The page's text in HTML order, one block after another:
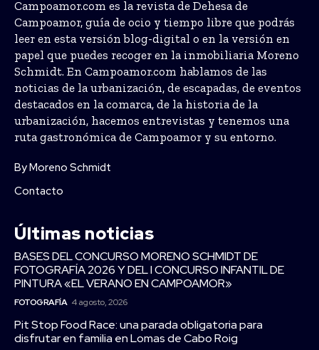
Campoamor.com es la revista de Dehesa de
Campoamor, guía de ocio y tiempo libre que podrás
leer en esta versión blog-digital o en la versión en
papel que puedes recoger en la inmobiliaria Moreno
Schmidt. En Campoamor.com hablamos de las
noticias de la urbanización, de escapadas, de eventos
destacados en la comarca, de la historia de la
urbanización, hacemos entrevistas y tenemos una
ruta gastronómica de Campoamor y su entorno.
By Moreno Schmidt
Contacto
Últimas noticias
BASES DEL CONCURSO MORENO SCHMIDT DE
FOTOGRAFÍA 2026 Y DEL I CONCURSO INFANTIL DE
PINTURA «EL VERANO EN CAMPOAMOR»
FOTOGRAFÍA 4 agosto, 2026
Pit Stop Food Race: una parada obligatoria para
disfrutar en familia en Lomas de Cabo Roig